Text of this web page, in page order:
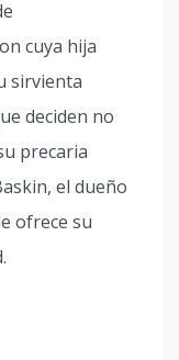
cuya hija
sirvienta
deciden no
precaria
el dueño
ofrece su